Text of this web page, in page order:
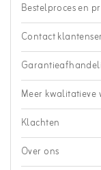
Bestelproces en
Contact
Meer kwalitatieve
Klachten
Over ons